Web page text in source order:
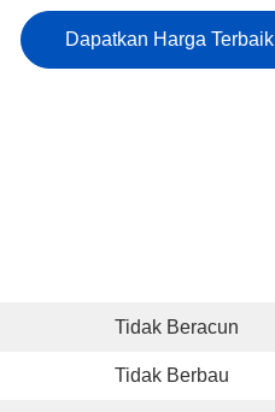
Dapatkan Harga Terbaik
Tidak Beracun
Tidak Berbau